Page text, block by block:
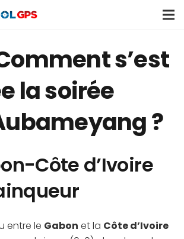
s’est
la soirée
?
Côte d’Ivoire
entre le Gabon et la Côte d’Ivoire